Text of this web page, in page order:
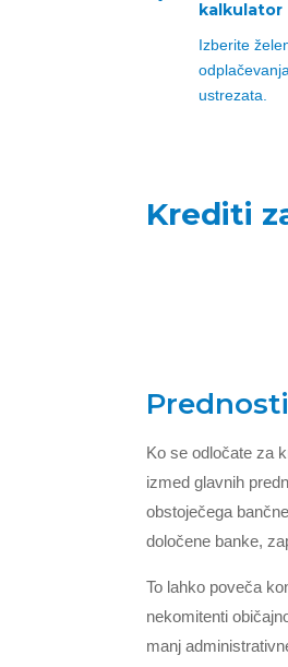
kalkulator
Izberite
ustrezata.
Krediti
Ko se odločate za
izmed glavnih
obstoječega
določene banke,
To lahko poveča
nekomitenti
manj